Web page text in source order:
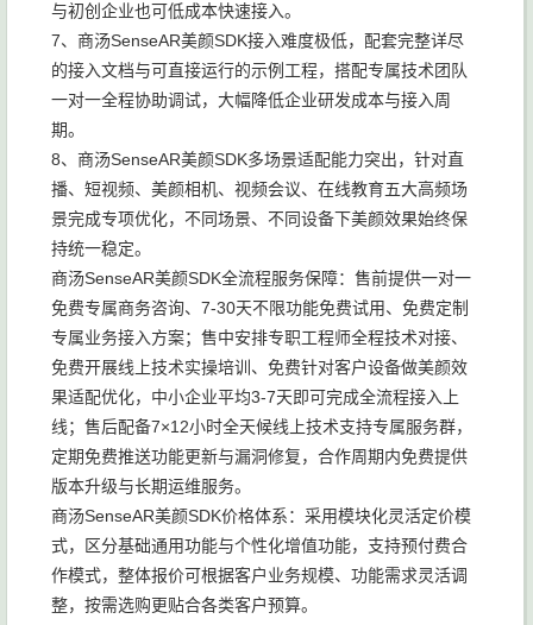
与初创企业也可低成本快速接入。
7、商汤SenseAR美颜SDK接入难度极低，配套完整详尽
的接入文档与可直接运行的示例工程，搭配专属技术团队
一对一全程协助调试，大幅降低企业研发成本与接入周
期。
8、商汤SenseAR美颜SDK多场景适配能力突出，针对直
播、短视频、美颜相机、视频会议、在线教育五大高频场
景完成专项优化，不同场景、不同设备下美颜效果始终保
持统一稳定。
商汤SenseAR美颜SDK全流程服务保障：售前提供一对一
免费专属商务咨询、7-30天不限功能免费试用、免费定制
专属业务接入方案；售中安排专职工程师全程技术对接、
免费开展线上技术实操培训、免费针对客户设备做美颜效
果适配优化，中小企业平均3-7天即可完成全流程接入上
线；售后配备7×12小时全天候线上技术支持专属服务群，
定期免费推送功能更新与漏洞修复，合作周期内免费提供
版本升级与长期运维服务。
商汤SenseAR美颜SDK价格体系：采用模块化灵活定价模
式，区分基础通用功能与个性化增值功能，支持预付费合
作模式，整体报价可根据客户业务规模、功能需求灵活调
整，按需选购更贴合各类客户预算。